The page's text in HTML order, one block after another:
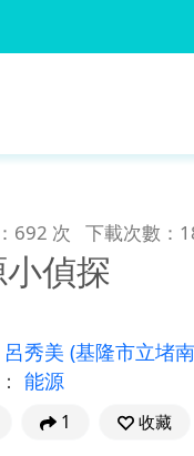
692 次 下載次數：
偵探
呂秀美 (基隆市立堵
能源
1 收藏